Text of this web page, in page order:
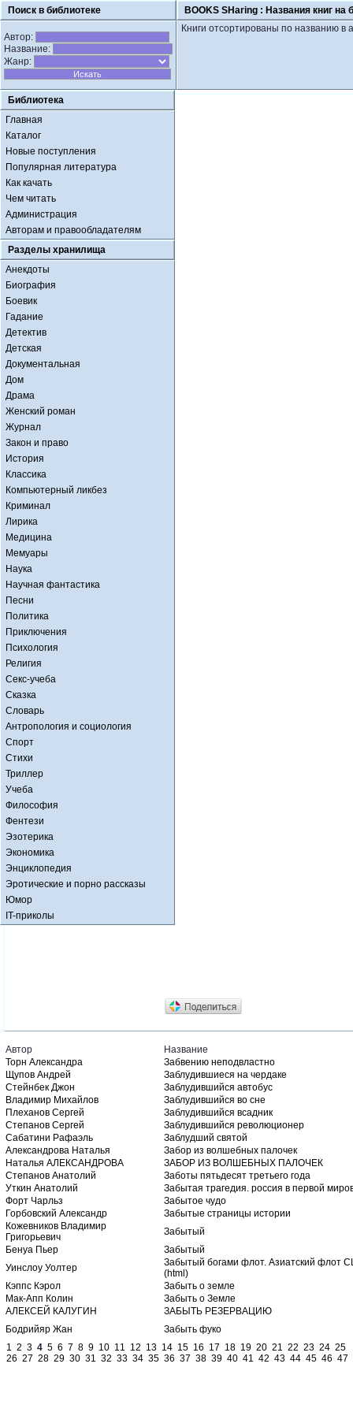
Поиск в библиотеке BOOKS SHaring : Названия книг на
Автор:
Название:
Жанр:
Книги отсортированы по названию в
Библиотека
Главная
Каталог
Новые поступления
Популярная литература
Как качать
Чем читать
Администрация
Авторам и правообладателям
Разделы хранилища
Анекдоты
Биография
Боевик
Гадание
Детектив
Детская
Документальная
Дом
Драма
Женский роман
Журнал
Закон и право
История
Классика
Компьютерный ликбез
Криминал
Лирика
Медицина
Мемуары
Наука
Научная фантастика
Песни
Политика
Приключения
Психология
Религия
Секс-учеба
Сказка
Словарь
Антропология и социология
Спорт
Стихи
Триллер
Учеба
Философия
Фентези
Эзотерика
Экономика
Энциклопедия
Эротические и порно рассказы
Юмор
IT-приколы
Автор
Название
Торн Александра
Забвению неподвластно
Щупов Андрей
Заблудившиеся на чердаке
Стейнбек Джон
Заблудившийся автобус
Владимир Михайлов
Заблудившийся во сне
Плеханов Сергей
Заблудившийся всадник
Степанов Сергей
Заблудившийся революционер
Сабатини Рафаэль
Заблудший святой
Александрова Наталья
Забор из волшебных палочек
Наталья АЛЕКСАНДРОВА
ЗАБОР ИЗ ВОЛШЕБНЫХ ПАЛОЧЕК
Степанов Анатолий
Заботы пятьдесят третьего года
Уткин Анатолий
Забытая трагедия. россия в первой
Форт Чарльз
Забытое чудо
Горбовский Александр
Забытые страницы истории
Кожевников Владимир
Григорьевич
Забытый
Бенуа Пьер
Забытый
Уинслоу Уолтер
Забытый богами флот. Азиатский флот
(html)
Кэппс Кэрол
Забыть о земле
Мак-Апп Колин
Забыть о Земле
АЛЕКСЕЙ КАЛУГИН
ЗАБЫТЬ РЕЗЕРВАЦИЮ
Бодрийяр Жан
Забыть фуко
1 2 3 4 5 6 7 8 9 10 11 12 13 14 15 16 17 18 19 20 21 22 23 24 25
26 27 28 29 30 31 32 33 34 35 36 37 38 39 40 41 42 43 44 45 46 47